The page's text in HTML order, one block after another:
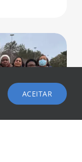
ACEITAR